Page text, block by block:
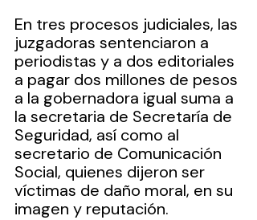
En tres procesos judiciales, las
juzgadoras sentenciaron a
periodistas y a dos editoriales
a pagar dos millones de pesos
a la gobernadora igual suma a
la secretaria de Secretaría de
Seguridad, así como al
secretario de Comunicación
Social, quienes dijeron ser
víctimas de daño moral, en su
imagen y reputación.